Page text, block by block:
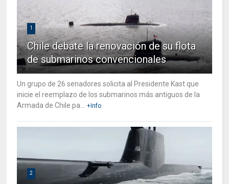
1
Chile debate la renovación de su flota
de submarinos convencionales
Un grupo de 26 senadores solicita al Presidente Kast que
inicie el reemplazo de los submarinos más antiguos de la
Armada de Chile pa...
+Info
2